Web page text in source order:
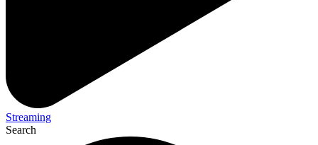
Streaming
Search